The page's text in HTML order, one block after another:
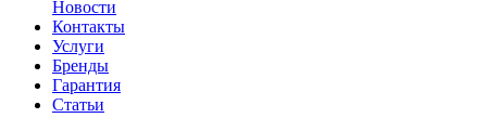
Новости
Контакты
Услуги
Бренды
Гарантия
Статьи